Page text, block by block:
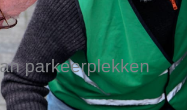
parkeerplekken